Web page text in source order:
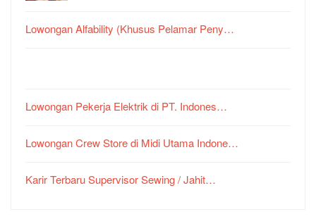
Lowongan Alfability (Khusus Pelamar Peny…
Lowongan Pekerja Elektrik di PT. Indones…
Lowongan Crew Store di Midi Utama Indone…
Karir Terbaru Supervisor Sewing / Jahit…